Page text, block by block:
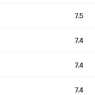
7.5
7.4
7.4
7.4